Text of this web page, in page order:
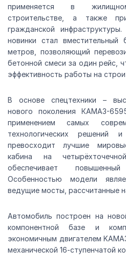
применяется в
строительстве, а также
гражданской
новинки стал
метров, позволяющий
бетонной смеси за один рейс,
эффективность работы на
В основе спецтехники –
нового поколения КАМАЗ-
применением самых
технологических решений
превосходит лучшие
кабина на
обеспечивает
Особенностью модели
ведущие мосты, рассчитанные
Автомобиль построен на
компонентной базе и
экономичным двигателем
механической 16-ступенчатой